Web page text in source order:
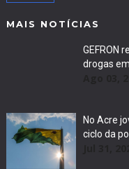
MAIS NOTÍCIAS
GEFRON
drogas
No Acre
ciclo da